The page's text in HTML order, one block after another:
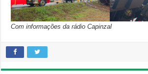
Com informações da rádio Capinzal